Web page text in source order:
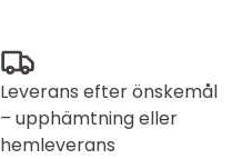
Leverans efter önskemål
– upphämtning eller
hemleverans